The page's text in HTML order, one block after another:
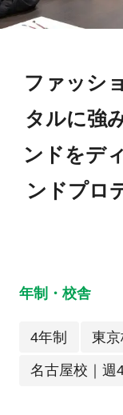
ファッシ
タルに強
ンドをデ
ンドプロ
年制・校舎
4年制 東
名古屋校｜週